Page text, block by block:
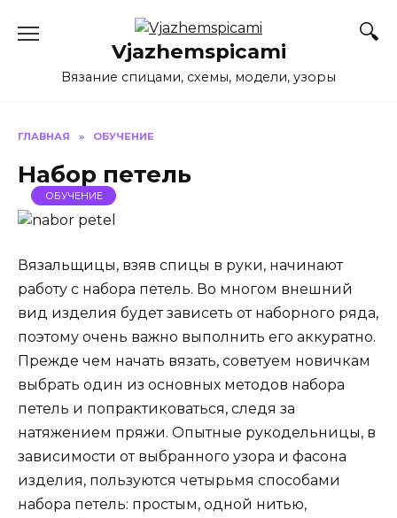
Vjazhemspicami
Вязание спицами, схемы, модели, узоры
ГЛАВНАЯ » ОБУЧЕНИЕ
Набор петель
ОБУЧЕНИЕ
Вязальщицы, взяв спицы в руки, начинают
работу с набора петель. Во многом внешний
вид изделия будет зависеть от наборного ряда,
поэтому очень важно выполнить его аккуратно.
Прежде чем начать вязать, советуем новичкам
выбрать один из основ­ных методов набора
петель и попрактиковаться, следя за
натяжением пряжи. Опытные рукодельницы, в
зависимости от выбранного узора и фасона
изделия, пользуются четырьмя способами
набора петель: простым, одной нитью,